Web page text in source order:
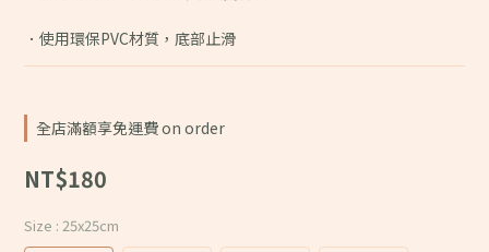
．使用環保PVC材質，底部止滑
全店滿額享免運費 on order
NT$180
Size : 25x25cm